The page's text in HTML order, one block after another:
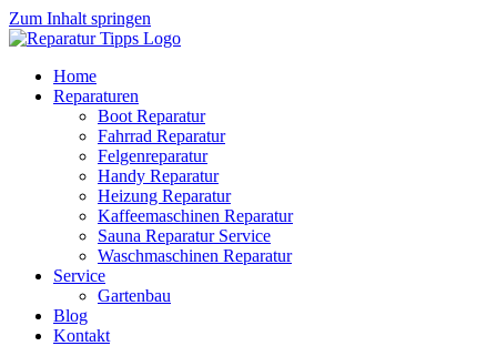
Zum Inhalt springen
Home
Reparaturen
Boot Reparatur
Fahrrad Reparatur
Felgenreparatur
Handy Reparatur
Heizung Reparatur
Kaffeemaschinen Reparatur
Sauna Reparatur Service
Waschmaschinen Reparatur
Service
Gartenbau
Blog
Kontakt